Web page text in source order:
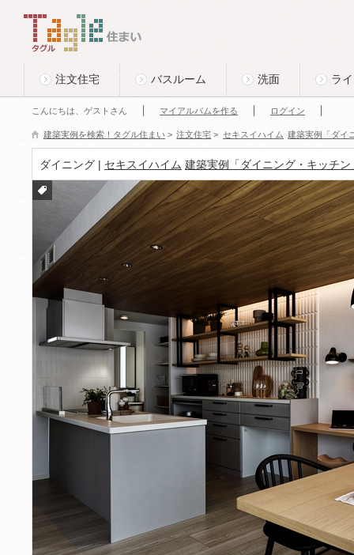
Tagle タグル 住まい
注文住宅 バスルーム 洗面 ラ
こんにちは、ゲストさん マイアルバムを作る ログイン
建築実例を検索！タグル住まい > 注文住宅 > セキスイハイム 建築実例「ダイ
ダイニング | セキスイハイム 建築実例「ダイニング・キッチン
付箋